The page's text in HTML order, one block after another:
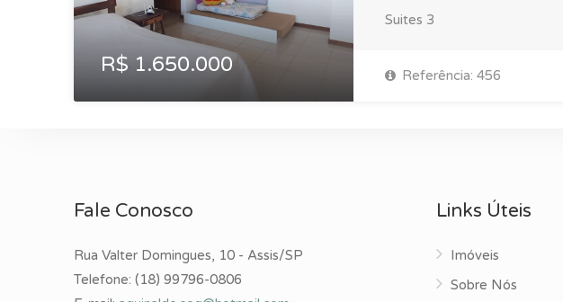
R$ 1.650.000
Suites 3
Referência: 456
Fale Conosco
Rua Valter Domingues, 10 - Assis/SP
Telefone: (18) 99796-0806
Links Úteis
Imóveis
Sobre Nós